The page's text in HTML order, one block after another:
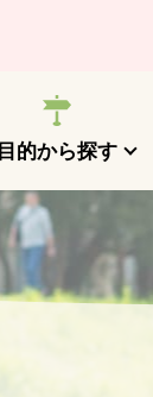
目的から探す